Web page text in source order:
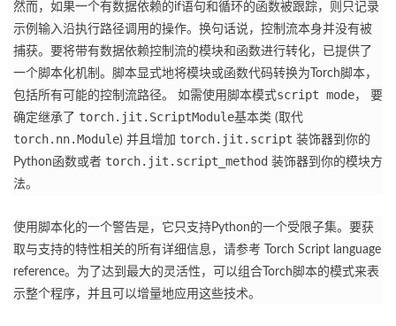
然而，如果一个有数据依赖的if语句和循环的函数被跟踪，则只记录
示例输入沿执行路径调用的操作。 换句话说，控制流本身并没有被
捕获。 要将带有数据依赖控制流的模块和函数进行转化，已提供了
一个脚本化机制。 脚本显式地将模块或函数代码转换为Torch脚本，
包括所有可能的控制流路径。
如需使用脚本模式script mode， 要
确定继承了 torch.jit.ScriptModule基本类 (取代
torch.nn.Module) 并且增加 torch.jit.script 装饰器到你的
Python函数或者 torch.jit.script_method 装饰器到你的模块方
法。
使用脚本化的一个警告是，它只支持Python的一个受限子集。 要获
取与支持的特性相关的所有详细信息，请参考 Torch Script language
reference。 为了达到最大的灵活性，可以组合Torch脚本的模式来表
示整个程序，并且可以增量地应用这些技术。